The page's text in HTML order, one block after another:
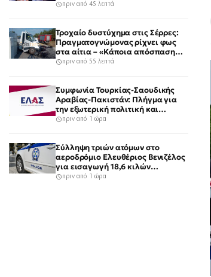
πριν από 45 λεπτά
Τροχαίο δυστύχημα στις Σέρρες:
Πραγματογνώμονας ρίχνει φως
στα αίτια – «Κάποια απόσπαση
προσοχής, ίσως μίλησε στο
πριν από 55 λεπτά
Συμφωνία Τουρκίας-Σαουδικής
Αραβίας-Πακιστάν: Πλήγμα για
την εξωτερική πολιτική και
πρόκληση για την Αθήνα, λέει η
πριν από 1 ώρα
Σύλληψη τριών ατόμων στο
αεροδρόμιο Ελευθέριος Βενιζέλος
για εισαγωγή 18,6 κιλών
υδροπονικής κάνναβης σε
πριν από 1 ώρα